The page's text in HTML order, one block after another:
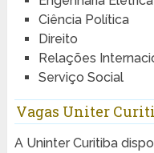
Ciência Política
Direito
Relações
Serviço Social
Vagas Uniter
A Uninter Curitiba